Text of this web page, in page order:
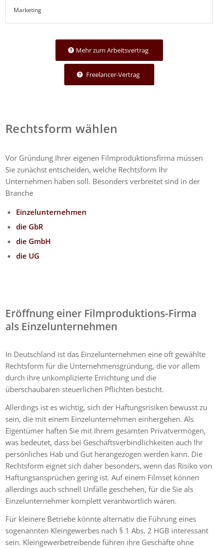
Marketing
Mehr zum Arbeitsvertrag
Freelancer-Vertrag
Rechtsform wählen
Vor Gründung Ihrer eigenen Filmproduktionsfirma müssen
Sie zunächst entscheiden, welche Rechtsform Ihr
Unternehmen haben soll. Besonders verbreitet sind in der
Branche
Einzelunternehmen
die GbR
die GmbH
die UG
Eröffnung einer Filmproduktions-Firma
als Einzelunternehmen
In Deutschland ist das Einzelunternehmen eine oft gewählte
Rechtsform für die Unternehmensgründung, die vor allem
durch ihre unkomplizierte Errichtung und die
überschaubaren steuerlichen Pflichten besticht.
Allerdings ist es wichtig, sich der Haftungsrisiken bewusst zu
sein, die mit einem Einzelunternehmen einhergehen. Als
Eigentümer haften Sie mit Ihrem gesamten Privatvermögen,
was bedeutet, dass bei Geschäftsverbindlichkeiten auch Ihr
persönliches Hab und Gut herangezogen werden kann. Die
Rechtsform eignet sich daher besonders, wenn das Risiko von
Haftungsansprüchen gering ist. Auf einem Filmset können
allerdings auch schnell Unfälle geschehen, für die Sie als
Einzelunternehmer komplett verantwortlich wären.
Für kleinere Betriebe könnte alternativ die Führung eines
sogenannten Kleingewerbes nach § 1 Abs. 2 HGB interessant
sein. Kleingewerbetreibende führen ihre Geschäfte ohne